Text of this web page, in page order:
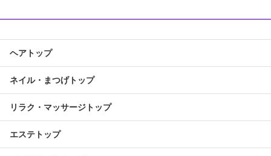
ヘアトップ
ネイル・まつげトップ
リラク・マッサージトップ
エステトップ